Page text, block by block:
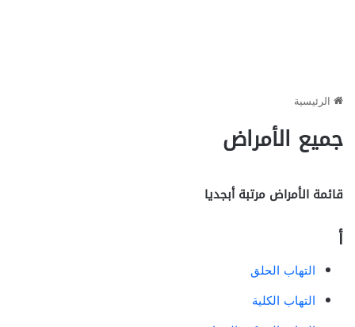
الرئيسية
جميع الأمراض
قائمة الأمراض مرتبة أبجديا
أ
التهاب الحلق
التهاب الكلية